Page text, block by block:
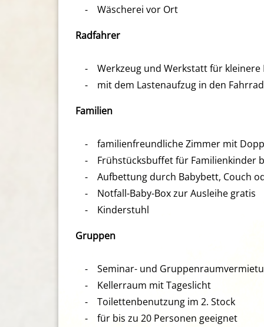
⁃ Wäscherei vor Ort
Radfahrer
⁃ Werkzeug und Werkstatt für kleinere
⁃ mit dem Lastenaufzug in den
Familien
⁃ familienfreundliche Zimmer mit
⁃ Frühstücksbuffet für Familienkinder
⁃ Aufbettung durch Babybett, Couch
⁃ Notfall-Baby-Box zur Ausleihe gratis
⁃ Kinderstuhl
Gruppen
⁃ Seminar- und
⁃ Kellerraum mit Tageslicht
⁃ Toilettenbenutzung im 2. Stock
⁃ für bis zu 20 Personen geeignet